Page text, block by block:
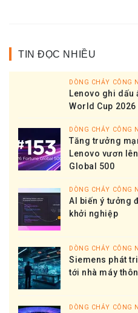
TIN ĐỌC NHIỀU
DÒNG CHẢY CÔNG
Lenovo ghi dấu
World Cup
DÒNG CHẢY CÔNG
Tăng trưởng
Lenovo vươn
Global 500
DÒNG CHẢY CÔNG
AI biến ý tưởng
khởi nghiệp
DÒNG CHẢY CÔNG
Siemens phát
tới nhà máy
DÒNG CHẢY CÔNG